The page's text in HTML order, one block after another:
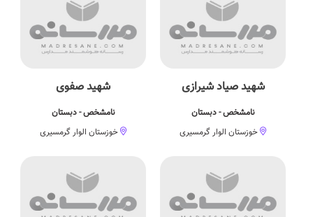
شهید صیاد شیرازی
نامشخص - دبستان
خوزستان الوار گرمسیری
شهید صفوی
نامشخص - دبستان
خوزستان الوار گرمسیری